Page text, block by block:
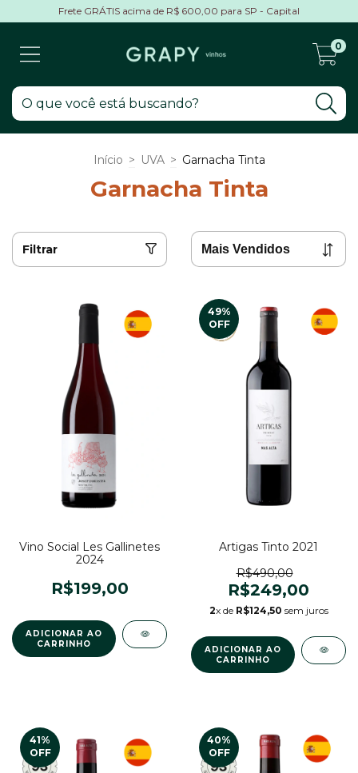
Frete GRÁTIS acima de R$ 600,00 para SP - Capital
0
Início > UVA > Garnacha Tinta
Garnacha Tinta
Filtrar
Vino Social Les Gallinetes
2024
R$199,00
49%
OFF
Artigas Tinto 2021
R$490,00
R$249,00
2x de R$124,50 sem juros
41%
OFF
40%
OFF